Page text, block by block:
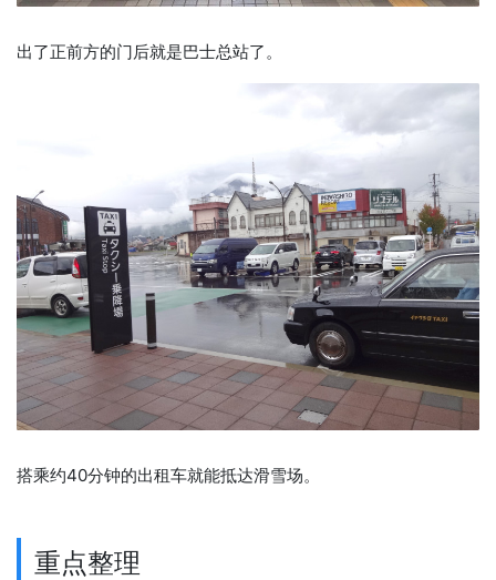
出了正前方的门后就是巴士总站了。
搭乘约40分钟的出租车就能抵达滑雪场。
重点整理